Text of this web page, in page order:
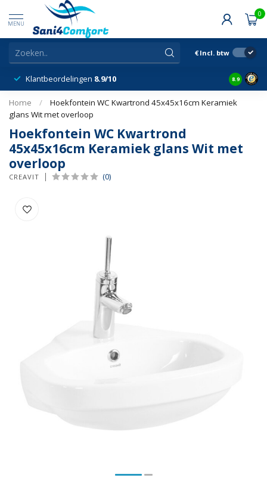
MENU
0
€ Incl. btw
Klantbeordelingen 8.9/10 8.9
Home /
Hoekfontein WC Kwartrond 45x45x16cm Keramiek
glans Wit met overloop
Hoekfontein WC Kwartrond
45x45x16cm Keramiek glans Wit met
overloop
CREAVIT (0)